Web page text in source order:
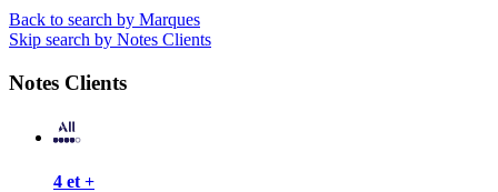
Back to search by Marques
Skip search by Notes Clients
Notes Clients
4 et +